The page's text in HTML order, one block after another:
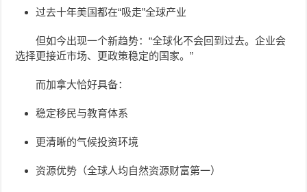
过去十年美国都在“吸走”全球产业
但如今出现一个新趋势：“全球化不会回到过去。企业会
选择更接近市场、更政策稳定的国家。”
而加拿大恰好具备：
稳定移民与教育体系
更清晰的气候投资环境
资源优势（全球人均自然资源财富第一）